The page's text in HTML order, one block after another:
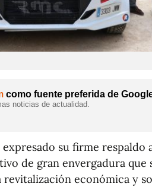
como fuente preferida de
noticias de actualidad.
su firme respaldo
de gran envergadura que
revitalización económica y